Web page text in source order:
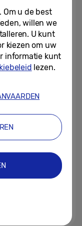
je slimmer
to AI Living’
voor
Om u de best
willen we
U kunt
kiezen om uw
informatie kunt
lezen.